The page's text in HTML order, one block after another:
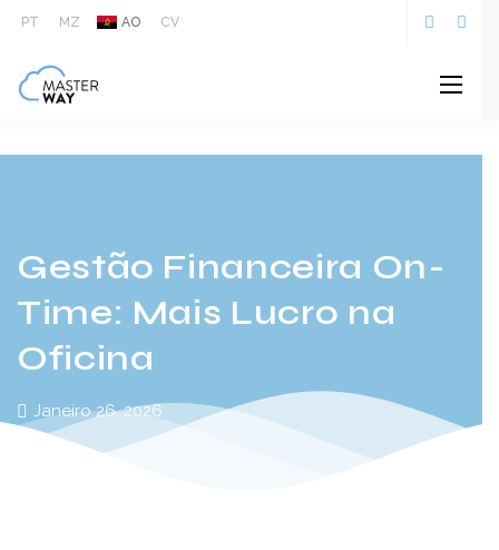
Gere a tua oficina com informação em tempo real e finanças
rentabilidade com software de gestão.
PT MZ AO CV
Gestão Financeira On-
Time: Mais Lucro na
Oficina
Janeiro 26, 2026